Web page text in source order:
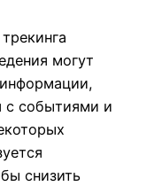
могут
с событиями и
снизить